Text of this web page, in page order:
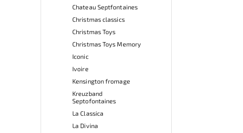
Chateau Septfontaines
Christmas classics
Christmas Toys
Christmas Toys Memory
Iconic
Ivoire
Kensington fromage
Kreuzband
Septofontaines
La Classica
La Divina